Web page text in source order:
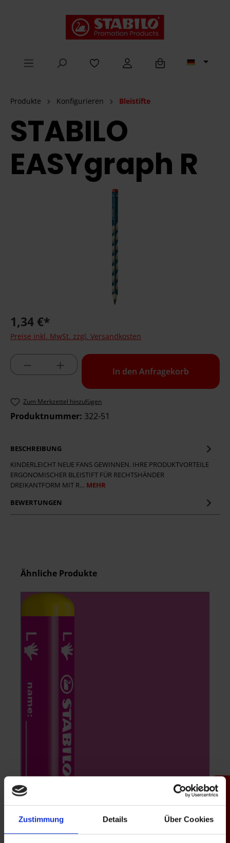
Zustimmung Details Über Cookies
Produkte Konfigurieren Bleistifte
STABILO
EASYgraph R
Bildergalerie überspringen
1,34 €*
Preise inkl. MwSt. zzgl. Versandkosten
Produktmenge: Geben Sie die
In den Anfragekorb
Zum Merkzettel hinzufügen
Produktnummer: 322-51
BESCHREIBUNG
KINDERLEICHT NEUE FANS GEWINNEN. IHRE PRODUKTVORTEILE
ERGONOMISCHER BLEISTIFT FÜR RECHTSHÄNDER
DREIKANTFORM MIT R… MEHR
BEWERTUNGEN
Produktgalerie überspringen
Ähnliche Produkte
Produktfinder